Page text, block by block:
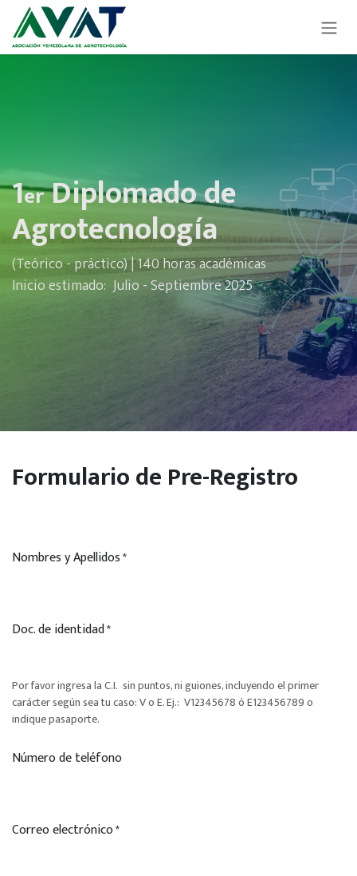
Ir al contenido
1erDiplomado de
Agrotecnología
(Teórico - práctico) | 140 horas académicas
Inicio estimado: Julio - Septiembre 2025
Formulario de Pre-Registro
Nombres y Apellidos*
Doc. de identidad*
Por favor ingresa la C.I. sin puntos, ni guiones, incluyendo el primer
carácter según sea tu caso: V o E. Ej.: V12345678 ó E123456789 o
indique pasaporte.
Número de teléfono
Correo electrónico*